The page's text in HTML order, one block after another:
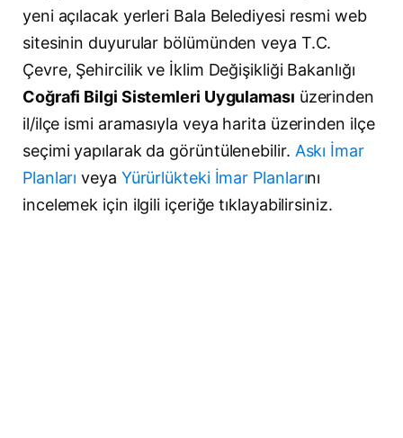
yeni açılacak yerleri Bala Belediyesi resmi web
sitesinin duyurular bölümünden veya T.C.
Çevre, Şehircilik ve İklim Değişikliği Bakanlığı
Coğrafi Bilgi Sistemleri Uygulaması üzerinden
il/ilçe ismi aramasıyla veya harita üzerinden ilçe
seçimi yapılarak da görüntülenebilir. Askı İmar
Planları veya Yürürlükteki İmar Planlarını
incelemek için ilgili içeriğe tıklayabilirsiniz.